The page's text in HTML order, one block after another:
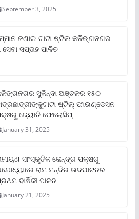
September 3, 2025
ଜଣାଇ ଟାଟା ଷ୍ଟିଲ କଳିଙ୍ଗନଗର
ସପ୍ତାହ ପାଳିତ
ସୁକିନ୍ଦା ଅଞ୍ଚଳର ୧୫୦
ଷ୍ଟିଲ୍ ଫାଉଣ୍ଡେସନ
ଜ୍ୟୋତି ଫେଲୋସିପ୍‌
January 31, 2025
ସାଂସ୍କୃତିକ କେନ୍ଦ୍ର ପକ୍ଷରୁ
ରାମ ମନ୍ଦିର ଉଦଘାଟନର
ବାର୍ଷିକୀ ପାଳନ
January 21, 2025